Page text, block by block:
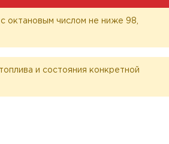
октановым числом не ниже 98,
и состояния конкретной